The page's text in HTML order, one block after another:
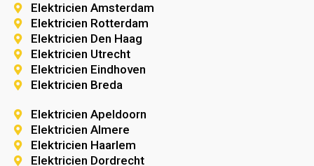
Elektricien Amsterdam
Elektricien Rotterdam
Elektricien Den Haag
Elektricien Utrecht
Elektricien Eindhoven
Elektricien Breda
Elektricien Apeldoorn
Elektricien Almere
Elektricien Haarlem
Elektricien Dordrecht